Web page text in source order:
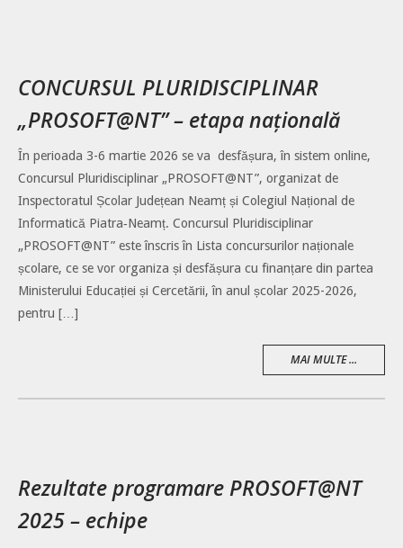
CONCURSUL PLURIDISCIPLINAR
„PROSOFT@NT” – etapa națională
În perioada 3-6 martie 2026 se va desfășura, în sistem online,
Concursul Pluridisciplinar „PROSOFT@NT”, organizat de
Inspectoratul Școlar Județean Neamț și Colegiul Național de
Informatică Piatra‑Neamț. Concursul Pluridisciplinar
„PROSOFT@NT” este înscris în Lista concursurilor naționale
școlare, ce se vor organiza și desfășura cu finanțare din partea
Ministerului Educației și Cercetării, în anul școlar 2025-2026,
pentru […]
MAI MULTE ...
Rezultate programare PROSOFT@NT
2025 – echipe